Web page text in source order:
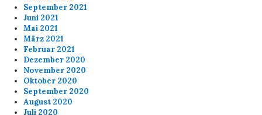
September 2021
Juni 2021
Mai 2021
März 2021
Februar 2021
Dezember 2020
November 2020
Oktober 2020
September 2020
August 2020
Juli 2020